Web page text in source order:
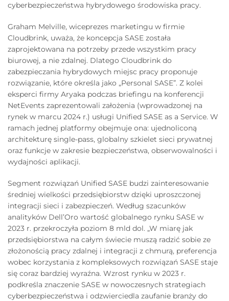
cyberbezpieczeństwa hybrydowego środowiska pracy.
Graham Melville, wiceprezes marketingu w firmie
Cloudbrink, uważa, że koncepcja SASE została
zaprojektowana na potrzeby przede wszystkim pracy
biurowej, a nie zdalnej. Dlatego Cloudbrink do
zabezpieczania hybrydowych miejsc pracy proponuje
rozwiązanie, które określa jako „Personal SASE”. Z kolei
eksperci firmy Aryaka podczas briefingu na konferencji
NetEvents zaprezentowali założenia (wprowadzonej na
rynek w marcu 2024 r.) usługi Unified SASE as a Service. W
ramach jednej platformy obejmuje ona: ujednoliconą
architekturę single-pass, globalny szkielet sieci prywatnej
oraz funkcje w zakresie bezpieczeństwa, obserwowalności i
wydajności aplikacji.
Segment rozwiązań Unified SASE budzi zainteresowanie
średniej wielkości przedsiębiorstw dzięki uproszczonej
integracji sieci i zabezpieczeń. Według szacunków
analityków Dell’Oro wartość globalnego rynku SASE w
2023 r. przekroczyła poziom 8 mld dol. „W miarę jak
przedsiębiorstwa na całym świecie muszą radzić sobie ze
złożonością pracy zdalnej i integracji z chmurą, preferencja
wobec korzystania z kompleksowych rozwiązań SASE staje
się coraz bardziej wyraźna. Wzrost rynku w 2023 r.
podkreśla znaczenie SASE w nowoczesnych strategiach
cyberbezpieczeństwa i odzwierciedla zaufanie branży do